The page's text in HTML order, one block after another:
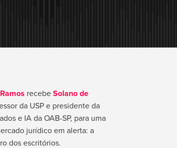
recebeSolano de
da USP e presidente da
e IA da OAB-SP, para uma
jurídico em alerta: a
dos escritórios.